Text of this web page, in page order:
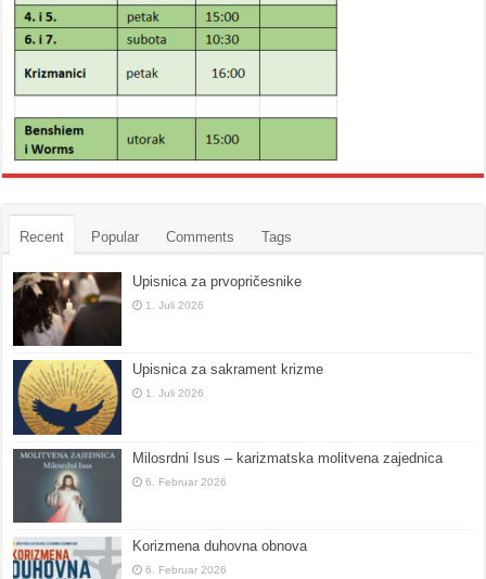
Recent Popular Comments Tags
Upisnica za prvopričesnike
1. Juli 2026
Upisnica za sakrament krizme
1. Juli 2026
Milosrdni Isus – karizmatska molitvena zajednica
6. Februar 2026
Korizmena duhovna obnova
6. Februar 2026